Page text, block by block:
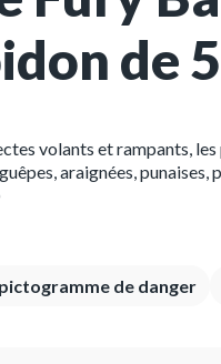
de
volants et rampants,
araignées, punaises,
de danger